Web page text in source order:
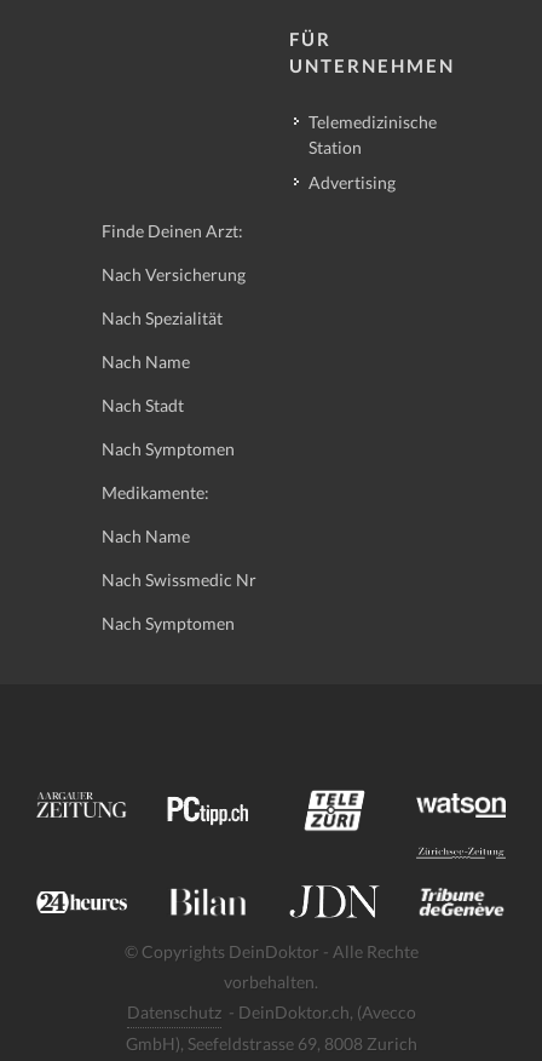
FÜR
UNTERNEHMEN
Telemedizinische
Station
Advertising
Finde Deinen Arzt:
Nach Versicherung
Nach Spezialität
Nach Name
Nach Stadt
Nach Symptomen
Medikamente:
Nach Name
Nach Swissmedic Nr
Nach Symptomen
© Copyrights DeinDoktor - Alle Rechte
vorbehalten.
Datenschutz - DeinDoktor.ch, (Avecco
GmbH), Seefeldstrasse 69, 8008 Zurich